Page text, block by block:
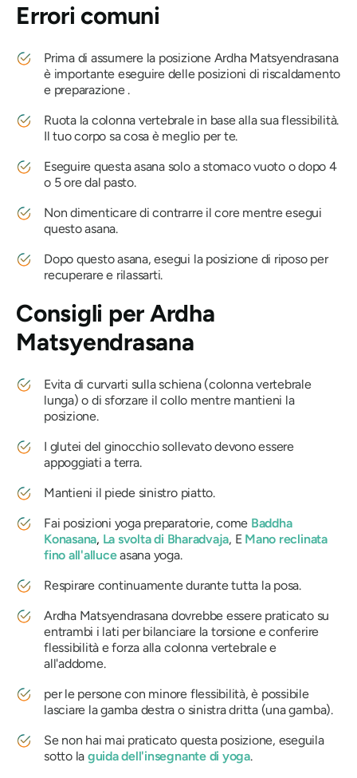
Errori comuni
Prima di assumere la posizione Ardha Matsyendrasana
è importante eseguire delle posizioni di riscaldamento
e preparazione .
Ruota la colonna vertebrale in base alla sua flessibilità.
Il tuo corpo sa cosa è meglio per te.
Eseguire questa asana solo a stomaco vuoto o dopo 4
o 5 ore dal pasto.
Non dimenticare di contrarre il core mentre esegui
questo asana.
Dopo questo asana, esegui la posizione di riposo per
recuperare e rilassarti.
Consigli perArdha
Matsyendrasana
Evita di curvarti sulla schiena (colonna vertebrale
lunga) o di sforzare il collo mentre mantieni la
posizione.
I glutei del ginocchio sollevato devono essere
appoggiati a terra.
Mantieni il piede sinistro piatto.
Fai posizioni yoga preparatorie, come Baddha
Konasana, La svoltadi Bharadvaja, E Mano reclinata
fino all'alluceasana yoga.
Respirare continuamente durante tutta la posa.
Ardha Matsyendrasana dovrebbe essere praticato su
entrambi i lati per bilanciare la torsione e conferire
flessibilità e forza alla colonna vertebrale e
all'addome.
per le persone con minore flessibilità, è possibile
lasciare la gamba destra o sinistra dritta (una gamba).
Se non hai mai praticato questa posizione, eseguila
sotto la guida dell'insegnante di yoga.